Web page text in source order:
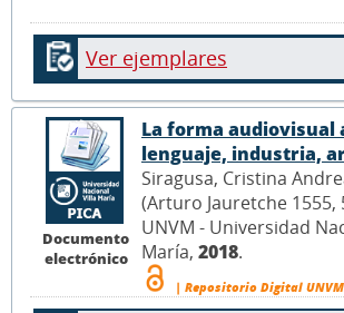
Ver ejemplares
Documento
electrónico
La forma audiovisual
lenguaje, industria,
Siragusa, Cristina
(Arturo Jauretche 1555,
UNVM - Universidad
María, 2018.
| Repositorio Digital